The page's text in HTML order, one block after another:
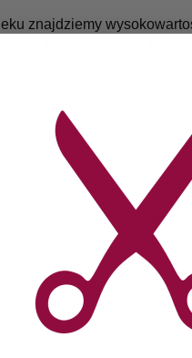
znajdziemy
B2, B6, B12, PP, C.
i pełnymi zdrowego
odpowiednią ilość